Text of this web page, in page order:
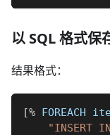
以 SQL 格式保
结果格式：
[% FOREACH
"INSERT